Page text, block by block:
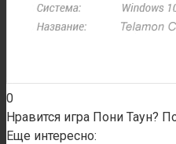
0
Нравится игра Пони Таун?
Еще интересно: